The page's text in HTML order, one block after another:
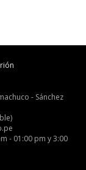
- Sánchez
- 01:00 pm y 3:00